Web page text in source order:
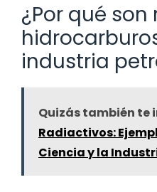
¿Por qué
industria
Quizás también te
Radiactivos:
Ciencia y la